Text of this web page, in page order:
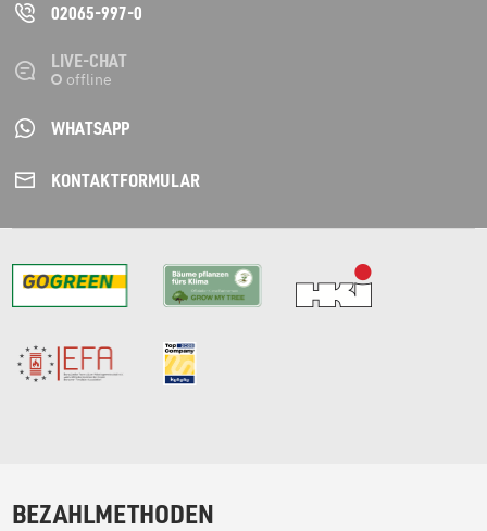
02065-997-0
LIVE-CHAT
WHATSAPP
KONTAKT­FORMULAR
BEZAHLMETHODEN